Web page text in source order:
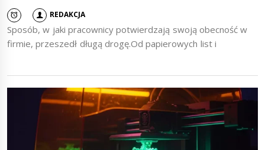
REDAKCJA
Sposób, w jaki pracownicy potwierdzają swoją obecność w
firmie, przeszedł długą drogę.Od papierowych list i